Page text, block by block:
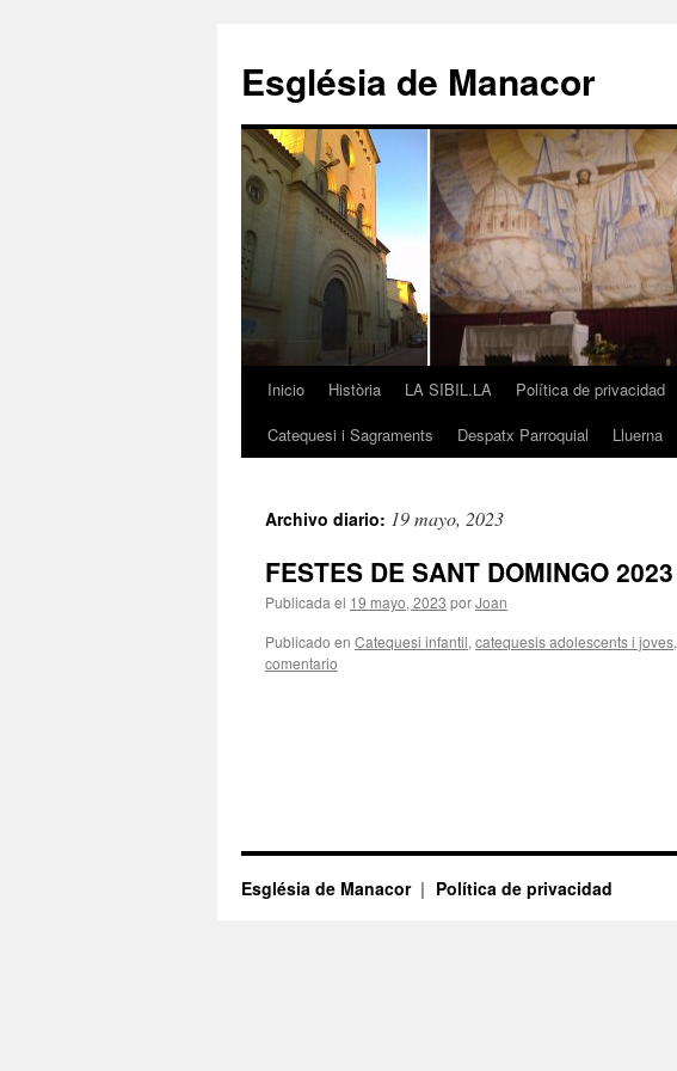
contenido
Església de Manacor
Inicio Història LA SIBIL.LA Política de privacidad
Catequesi i Sagraments
Despatx Parroquial Lluerna
Archivo diario: 19 mayo, 2023
FESTES DE SANT DOMINGO 2023
Publicada el 19 mayo, 2023 porJoan
Publicado en Catequesi infantil, catequesis adolescents i joves,
comentario
Església de Manacor Política de privacidad